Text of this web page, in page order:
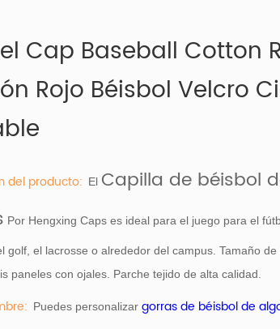
Cap Baseball Cotton
Rojo Béisbol Velcro
del producto: El Capilla de béisbol
Por Hengxing Caps es ideal para el juego para el
golf, el lacrosse o alrededor del campus. Tamaño de
paneles con ojales. Parche tejido de alta calidad.
Puedes personalizar gorras de béisbol de